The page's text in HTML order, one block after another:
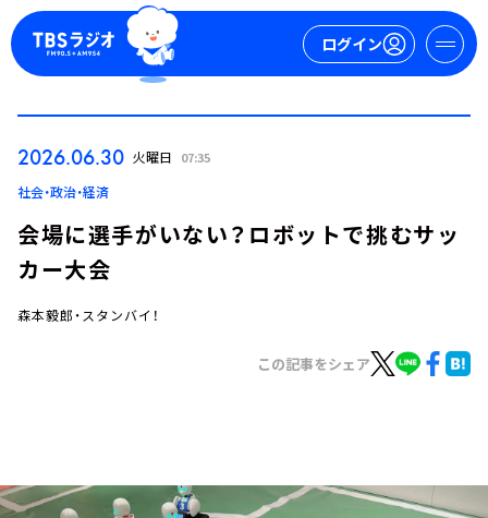
ログイン
お知らせ
2026.06.30 火曜日 07:35
社会・政治・経済
会場に選手がいない？ロボットで挑むサッ
カー大会
森本毅郎・スタンバイ！
この記事をシェア